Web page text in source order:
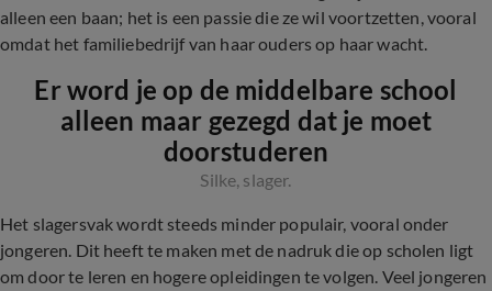
alleen een baan; het is een passie die ze wil voortzetten, vooral
omdat het familiebedrijf van haar ouders op haar wacht.
Er word je op de middelbare school
alleen maar gezegd dat je moet
doorstuderen
Silke, slager.
Het slagersvak wordt steeds minder populair, vooral onder
jongeren. Dit heeft te maken met de nadruk die op scholen ligt
om door te leren en hogere opleidingen te volgen. Veel jongeren